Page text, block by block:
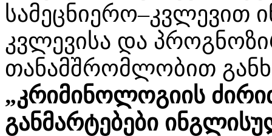
სამეცნიერო–კვლევით
კვლევისა და
თანამშრომლობით
„კრიმინოლოგიის
განმარტებები